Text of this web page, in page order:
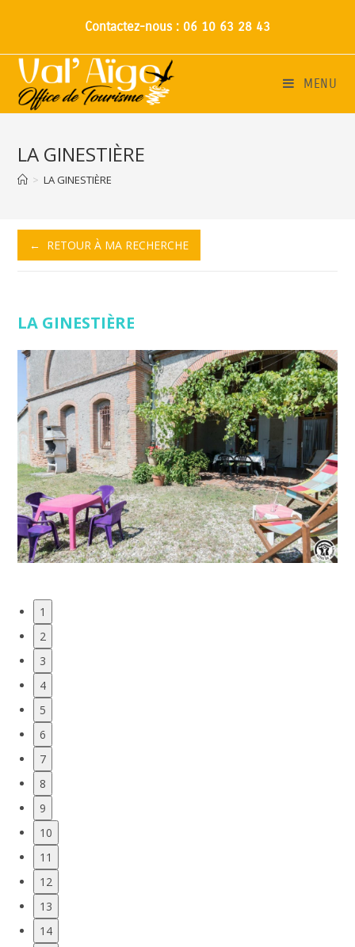
Contactez-nous : 06 10 63 28 43
MENU
LA GINESTIÈRE
> LA GINESTIÈRE
← RETOUR À MA RECHERCHE
LA GINESTIÈRE
1
2
3
4
5
6
7
8
9
10
11
12
13
14